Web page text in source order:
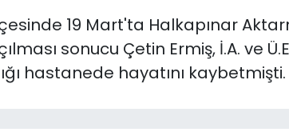
19 Mart'ta Halkapınar
sonucu Çetin Ermiş, İ.A. ve
hastanede hayatını kaybetmişti.